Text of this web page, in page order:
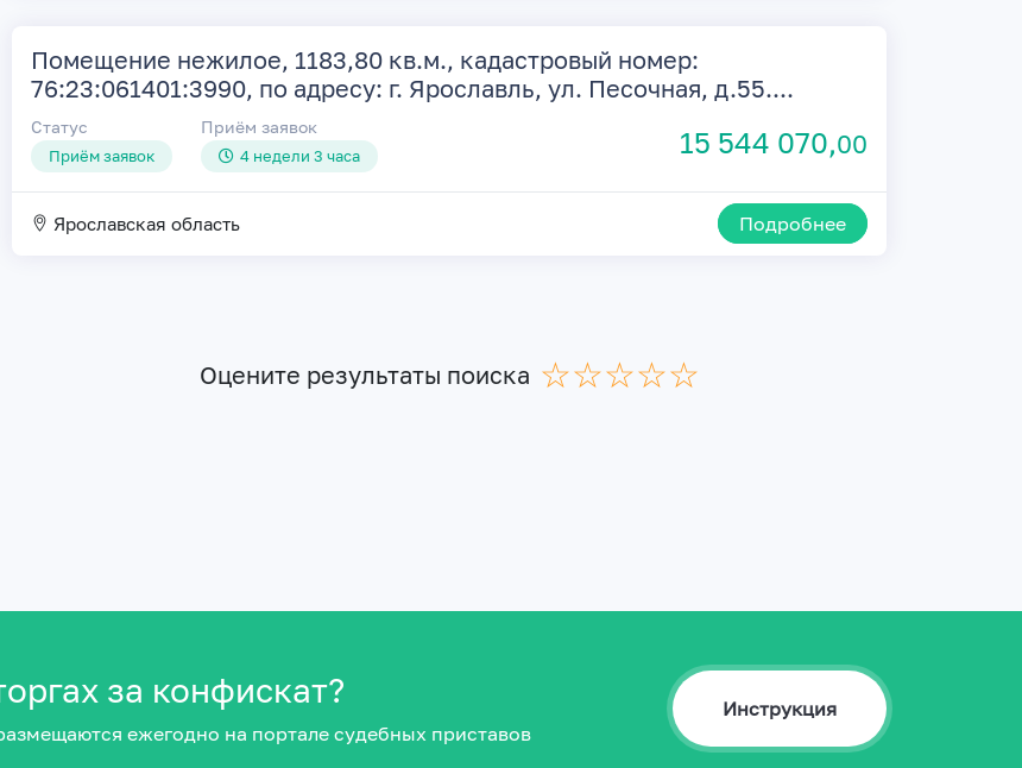
Помещение нежилое, 1183,80 кв.м., кадастровый номер:
76:23:061401:3990, по адресу: г. Ярославль, ул. Песочная, д.55....
Статус
Приём заявок
Приём заявок
4 недели 3 часа 15 544 070,00
Ярославская область Подробнее
Оцените результаты поиска ☆☆☆☆☆
★★★★★
за конфискат?
ежегодно на портале судебных приставов
Инструкция